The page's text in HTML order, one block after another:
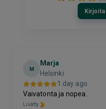
M
Marja
Helsinki
1 day ago
Vaivatonta ja nopea.
Lisätty